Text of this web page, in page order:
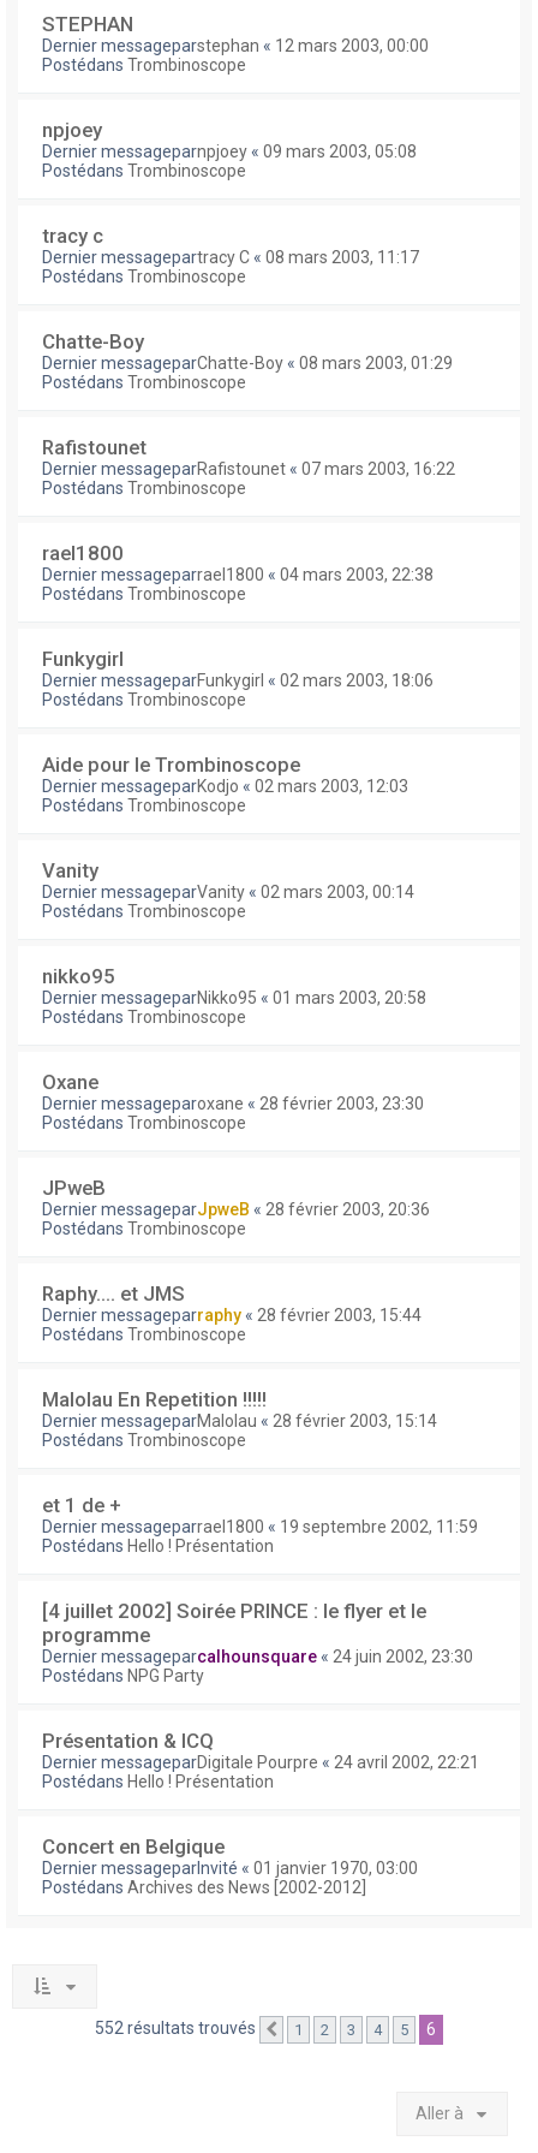
STEPHAN
Dernier messageparstephan « 12 mars 2003, 00:00
Postédans Trombinoscope
npjoey
Dernier messageparnpjoey « 09 mars 2003, 05:08
Postédans Trombinoscope
tracy c
Dernier messagepartracy C « 08 mars 2003, 11:17
Postédans Trombinoscope
Chatte-Boy
Dernier messageparChatte-Boy « 08 mars 2003, 01:29
Postédans Trombinoscope
Rafistounet
Dernier messageparRafistounet « 07 mars 2003, 16:22
Postédans Trombinoscope
rael1800
Dernier messageparrael1800 « 04 mars 2003, 22:38
Postédans Trombinoscope
Funkygirl
Dernier messageparFunkygirl « 02 mars 2003, 18:06
Postédans Trombinoscope
Aide pour le Trombinoscope
Dernier messageparKodjo « 02 mars 2003, 12:03
Postédans Trombinoscope
Vanity
Dernier messageparVanity « 02 mars 2003, 00:14
Postédans Trombinoscope
nikko95
Dernier messageparNikko95 « 01 mars 2003, 20:58
Postédans Trombinoscope
Oxane
Dernier messageparoxane « 28 février 2003, 23:30
Postédans Trombinoscope
JPweB
Dernier messageparJpweB « 28 février 2003, 20:36
Postédans Trombinoscope
Raphy.... et JMS
Dernier messageparraphy « 28 février 2003, 15:44
Postédans Trombinoscope
Malolau En Repetition !!!!!
Dernier messageparMalolau « 28 février 2003, 15:14
Postédans Trombinoscope
et 1 de +
Dernier messageparrael1800 « 19 septembre 2002, 11:59
Postédans Hello ! Présentation
[4 juillet 2002] Soirée PRINCE : le flyer et le
programme
Dernier messageparcalhounsquare « 24 juin 2002, 23:30
Postédans NPG Party
Présentation & ICQ
Dernier messageparDigitale Pourpre « 24 avril 2002, 22:21
Postédans Hello ! Présentation
Concert en Belgique
Dernier messageparInvité « 01 janvier 1970, 03:00
Postédans Archives des News [2002-2012]
552 résultats trouvés Précédente
1 2 3 4 5 6
Aller à